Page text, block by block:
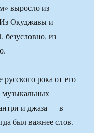
выросло из
Из Окуджавы и
из
рока от его
музыкальных
и джаза — в
был важнее слов.